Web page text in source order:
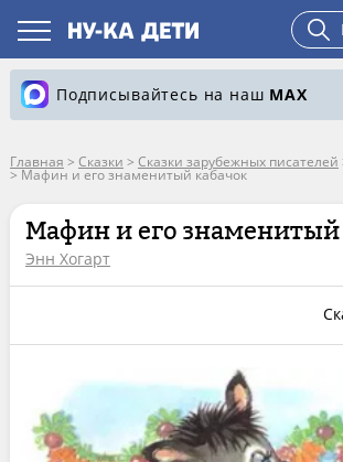
Подписывайтесь на наш MAX
Главная > Сказки > Сказки зарубежных писателей
>Мафин и его знаменитый кабачок
Мафин и его знаменитый
Энн Хогарт